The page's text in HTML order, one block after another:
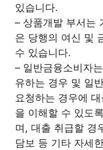
있습니다.
– 상품개발 부서는
은 당행의 여신 및
수 있습니다.
– 일반금융소비자
유하는 경우 및 일
요청하는 경우에
을 이해할 수 있도
며, 대출 취급할 경
담보 등 기타 자세